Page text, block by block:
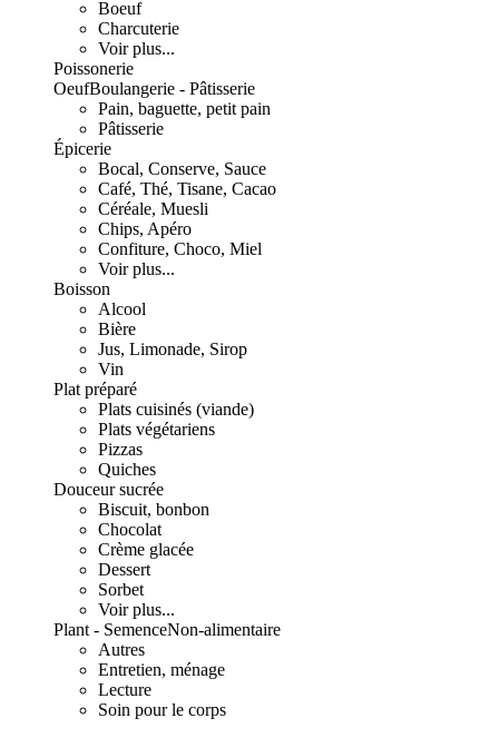
Boeuf
Charcuterie
Voir plus...
Poissonerie
OeufBoulangerie - Pâtisserie
Pain, baguette, petit pain
Pâtisserie
Épicerie
Bocal, Conserve, Sauce
Café, Thé, Tisane, Cacao
Céréale, Muesli
Chips, Apéro
Confiture, Choco, Miel
Voir plus...
Boisson
Alcool
Bière
Jus, Limonade, Sirop
Vin
Plat préparé
Plats cuisinés (viande)
Plats végétariens
Pizzas
Quiches
Douceur sucrée
Biscuit, bonbon
Chocolat
Crème glacée
Dessert
Sorbet
Voir plus...
Plant - SemenceNon-alimentaire
Autres
Entretien, ménage
Lecture
Soin pour le corps